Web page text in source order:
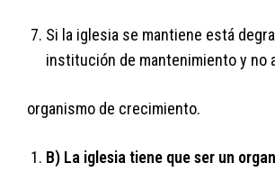
Si la iglesia se mantiene está
institución de mantenimiento y no
organismo de crecimiento.
B) La iglesia tiene que ser un